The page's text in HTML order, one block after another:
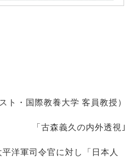
ト・国際教養大学 客員教授）
「古森義久の内外透視｣
洋軍司令官に対し「日本人